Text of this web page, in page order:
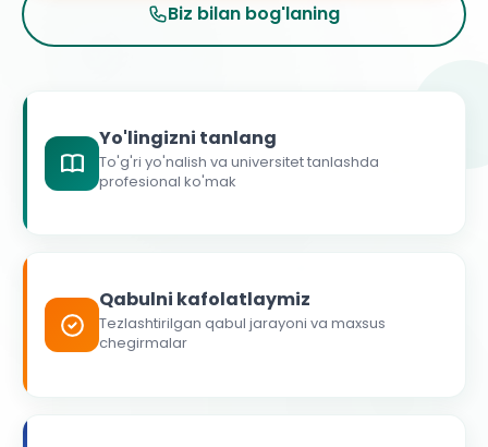
Biz bilan bog'laning
Yo'lingizni tanlang
To'g'ri yo'nalish va universitet tanlashda
profesional ko'mak
Qabulni kafolatlaymiz
Tezlashtirilgan qabul jarayoni va maxsus
chegirmalar